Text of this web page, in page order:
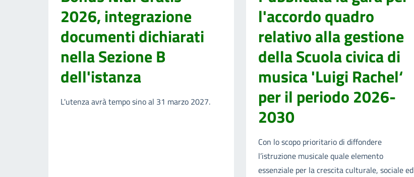
2026, integrazione
documenti dichiarati
nella Sezione B
dell'istanza
L'utenza avrà tempo sino al 31 marzo 2027.
l'accordo quadro
relativo alla gestione
della Scuola civica di
musica 'Luigi Rachel‘
per il periodo 2026-
2030
Con lo scopo prioritario di diffondere
l’istruzione musicale quale elemento
essenziale per la crescita culturale, sociale ed